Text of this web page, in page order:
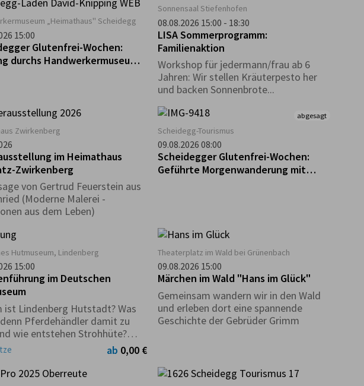
„Heimathaus" Scheidegg
15:00
Glutenfrei-Wochen:
durchs Handwerkermuseum
Sonnensaal Stiefenhofen
08.08.2026 15:00 - 18:30
LISA Sommerprogramm:
Familienaktion
Workshop für jedermann/frau ab 6
Jahren: Wir stellen Kräuterpesto her
und backen Sonnenbrote...
Zwirkenberg
im Heimathaus
Zwirkenberg
von Gertrud Feuerstein aus
(Moderne Malerei -
aus dem Leben)
abgesagt
Scheidegg-Tourismus
09.08.2026 08:00
Scheidegger Glutenfrei-Wochen:
Geführte Morgenwanderung mit
Hutmuseum, Lindenberg
15:00
im Deutschen
ist Lindenberg Hutstadt? Was
Pferdehändler damit zu
wie entstehen Strohhüte?
gibt es einen Haifisch imab 0,00 €
Theaterplatz im Wald bei Grünenbach
09.08.2026 15:00
Märchen im Wald "Hans im Glück"
Gemeinsam wandern wir in den Wald
und erleben dort eine spannende
Geschichte der Gebrüder Grimm